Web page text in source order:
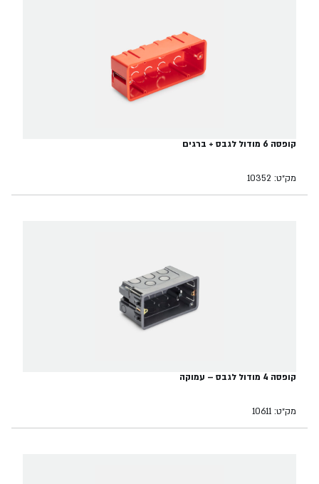
קופסה 6 מודול לגבס + ברגים
מק״ט: 10352
קופסה 4 מודול לגבס – עמוקה
מק״ט: 10611